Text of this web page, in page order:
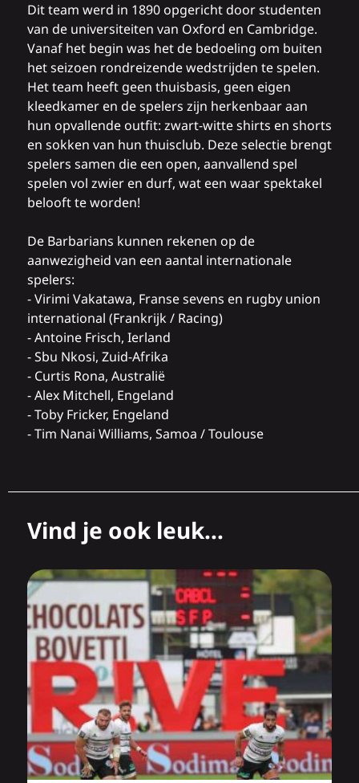
Dit team werd in 1890 opgericht door studenten
van de universiteiten van Oxford en Cambridge.
Vanaf het begin was het de bedoeling om buiten
het seizoen rondreizende wedstrijden te spelen.
Het team heeft geen thuisbasis, geen eigen
kleedkamer en de spelers zijn herkenbaar aan
hun opvallende outfit: zwart-witte shirts en shorts
en sokken van hun thuisclub. Deze selectie brengt
spelers samen die een open, aanvallend spel
spelen vol zwier en durf, wat een waar spektakel
belooft te worden!
De Barbarians kunnen rekenen op de
aanwezigheid van een aantal internationale
spelers:
- Virimi Vakatawa, Franse sevens en rugby union
international (Frankrijk / Racing)
- Antoine Frisch, Ierland
- Sbu Nkosi, Zuid-Afrika
- Curtis Rona, Australië
- Alex Mitchell, Engeland
- Toby Fricker, Engeland
- Tim Nanai Williams, Samoa / Toulouse
Vind je ook leuk...